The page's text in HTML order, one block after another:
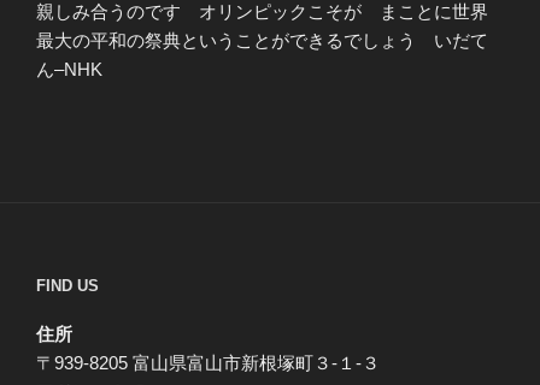
親しみ合うのです オリンピックこそが まことに世界
最大の平和の祭典ということができるでしょう いだて
ん–NHK
FIND US
住所
〒939-8205 富山県富山市新根塚町３-１-３